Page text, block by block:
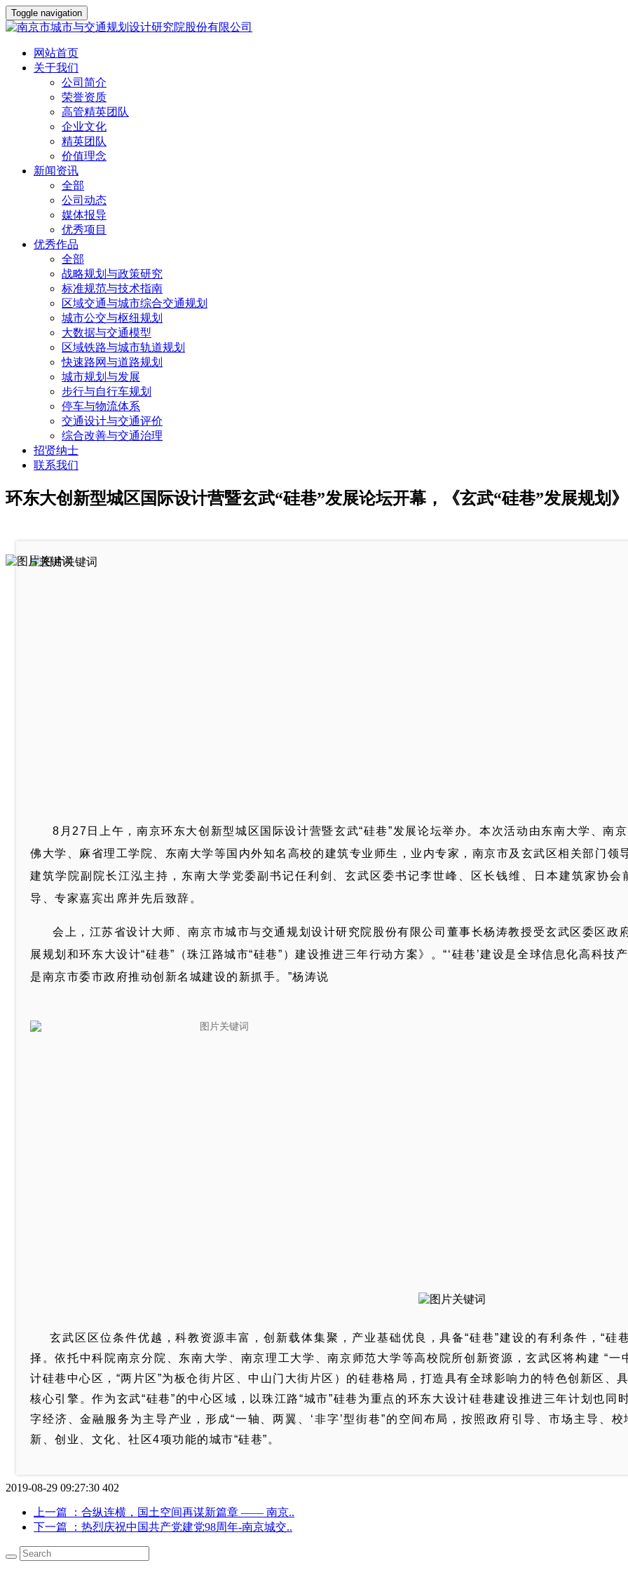
Toggle navigation
网站首页
关于我们
公司简介
荣誉资质
高管精英团队
企业文化
精英团队
价值理念
新闻资讯
全部
公司动态
媒体报导
优秀项目
优秀作品
全部
战略规划与政策研究
标准规范与技术指南
区域交通与城市综合交通规划
城市公交与枢纽规划
大数据与交通模型
区域铁路与城市轨道规划
快速路网与道路规划
城市规划与发展
步行与自行车规划
停车与物流体系
交通设计与交通评价
综合改善与交通治理
招贤纳士
联系我们
环东大创新型城区国际设计营暨玄武“硅巷”发展论坛开幕，《玄武“硅巷”发展规划
8月27日上午，南京环东大创新型城区国际设计营暨玄武“硅巷”发展论坛举办。本次活动由东南大学、南
佛大学、麻省理工学院、东南大学等国内外知名高校的建筑专业师生，业内专家，南京市及玄武区相关部门
建筑学院副院长江泓主持，东南大学党委副书记任利剑、玄武区委书记李世峰、区长钱维、日本建筑家协
导、专家嘉宾出席并先后致辞。
会上，江苏省设计大师、南京市城市与交通规划设计研究院股份有限公司董事长杨涛教授受玄武区委区政
展规划和环东大设计“硅巷”（珠江路城市“硅巷”）建设推进三年行动方案》。“‘硅巷’建设是全球信息化高科
是南京市委市政府推动创新名城建设的新抓手。”杨涛说
玄武区区位条件优越，科教资源丰富，创新载体集聚，产业基础优良，具备“硅巷”建设的有利条件，“硅
择。依托中科院南京分院、东南大学、南京理工大学、南京师范大学等高校院所创新资源，玄武区将构建 “一
计硅巷中心区，“两片区”为板仓街片区、中山门大街片区）的硅巷格局，打造具有全球影响力的特色创新区、
核心引擎。作为玄武“硅巷”的中心区域，以珠江路“城市”硅巷为重点的环东大设计硅巷建设推进三年计划也同
字经济、金融服务为主导产业，形成“一轴、两翼、‘非字’型街巷”的空间布局，按照政府引导、市场主导、
新、创业、文化、社区4项功能的城市“硅巷”。
2019-08-29 09:27:30 402
上一篇
：合纵连横，国土空间再谋新篇章 —— 南京..
下一篇
：热烈庆祝中国共产党建党98周年-南京城交..